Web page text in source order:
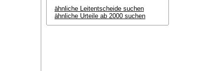
ähnliche Leitentscheide suchen
ähnliche Urteile ab 2000 suchen